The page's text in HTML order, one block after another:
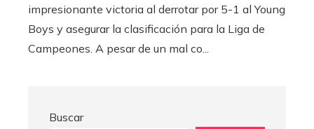
impresionante victoria al derrotar por 5-1 al Young
Boys y asegurar la clasificación para la Liga de
Campeones. A pesar de un mal co...
Buscar